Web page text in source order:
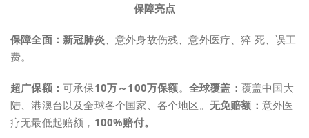
保障亮点
保障全面： 新冠肺炎、意外身故伤残、意外医疗、猝 死、误工
费。
超广保额： 可承保10万～100万保额。 全球覆盖： 覆盖中国大
陆、港澳台以及全球各个国家、各个地区。 无免赔额： 意外医
疗无最低起赔额， 100%赔付。